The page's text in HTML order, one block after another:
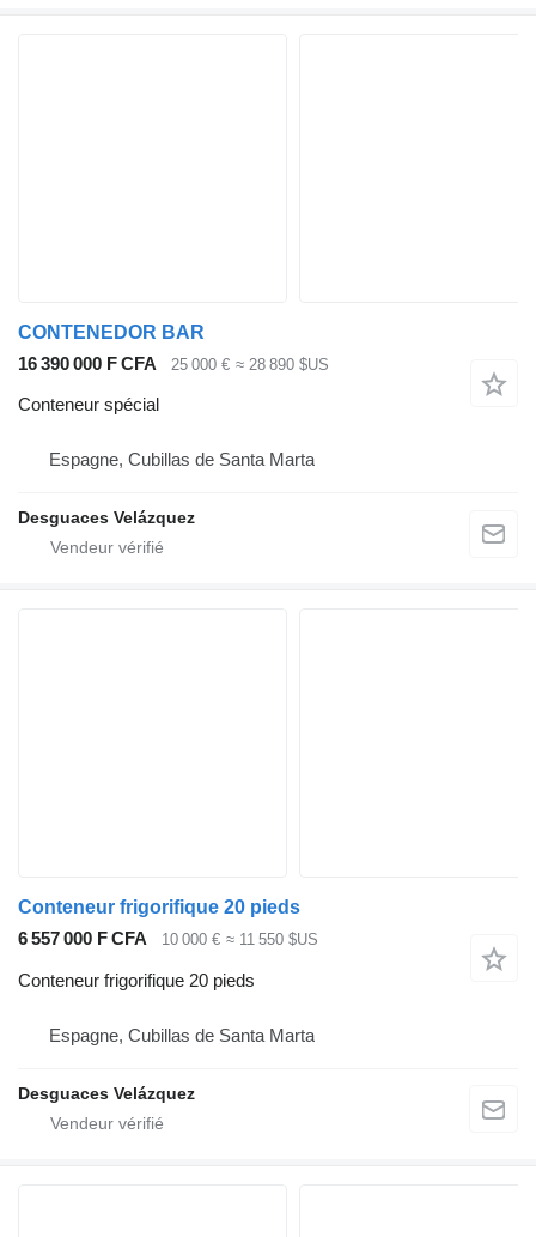
CONTENEDOR BAR
16 390 000 F CFA
25 000 € ≈ 28 890 $US
Conteneur spécial
Espagne, Cubillas de Santa Marta
Desguaces Velázquez
Conteneur frigorifique 20 pieds
6 557 000 F CFA
10 000 € ≈ 11 550 $US
Conteneur frigorifique 20 pieds
Espagne, Cubillas de Santa Marta
Desguaces Velázquez